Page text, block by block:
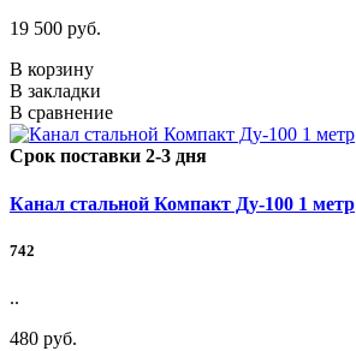
19 500 руб.
В корзину
В закладки
В сравнение
Срок поставки 2-3 дня
Канал стальной Компакт Ду-100 1 метр
742
..
480 руб.